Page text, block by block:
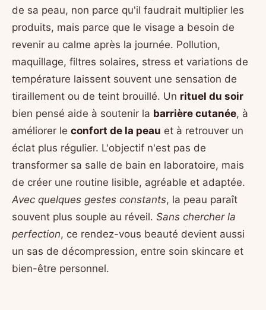
de sa peau, non parce qu'il faudrait multiplier les
produits, mais parce que le visage a besoin de
revenir au calme après la journée. Pollution,
maquillage, filtres solaires, stress et variations de
température laissent souvent une sensation de
tiraillement ou de teint brouillé. Un rituel du soir
bien pensé aide à soutenir la barrière cutanée, à
améliorer le confort de la peau et à retrouver un
éclat plus régulier. L'objectif n'est pas de
transformer sa salle de bain en laboratoire, mais
de créer une routine lisible, agréable et adaptée.
Avec quelques gestes constants, la peau paraît
souvent plus souple au réveil. Sans chercher la
perfection, ce rendez-vous beauté devient aussi
un sas de décompression, entre soin skincare et
bien-être personnel.